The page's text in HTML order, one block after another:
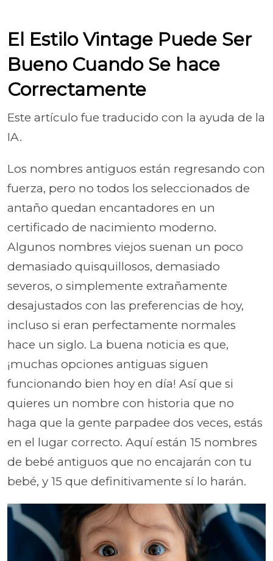
El Estilo Vintage Puede Ser
Bueno Cuando Se hace
Correctamente
Este artículo fue traducido con la ayuda de la
IA.
Los nombres antiguos están regresando con
fuerza, pero no todos los seleccionados de
antaño quedan encantadores en un
certificado de nacimiento moderno.
Algunos nombres viejos suenan un poco
demasiado quisquillosos, demasiado
severos, o simplemente extrañamente
desajustados con las preferencias de hoy,
incluso si eran perfectamente normales
hace un siglo. La buena noticia es que,
¡muchas opciones antiguas siguen
funcionando bien hoy en día! Así que si
quieres un nombre con historia que no
haga que la gente parpadee dos veces, estás
en el lugar correcto. Aquí están 15 nombres
de bebé antiguos que no encajarán con tu
bebé, y 15 que definitivamente sí lo harán.